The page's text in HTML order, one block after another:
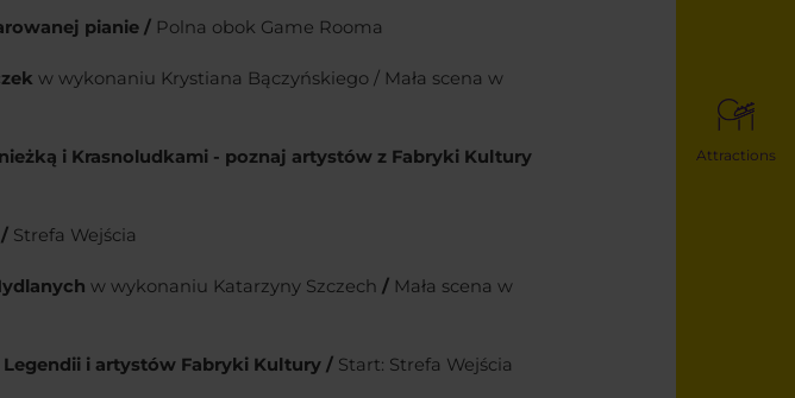
Attractions
pianie / Polna obok Game Rooma
w wykonaniu Krystiana Bączyńskiego / Mała scena w
i Krasnoludkami - poznaj artystów z Fabryki Kultury
Strefa Wejścia
w wykonaniu Katarzyny Szczech / Mała scena w
i artystów Fabryki Kultury / Start: Strefa Wejścia